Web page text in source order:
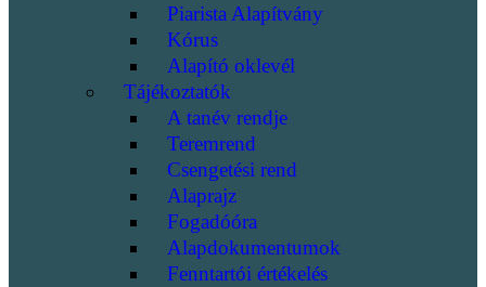
Piarista Alapítvány
Kórus
Alapító oklevél
Tájékoztatók
A tanév rendje
Teremrend
Csengetési rend
Alaprajz
Fogadóóra
Alapdokumentumok
Fenntartói értékelés